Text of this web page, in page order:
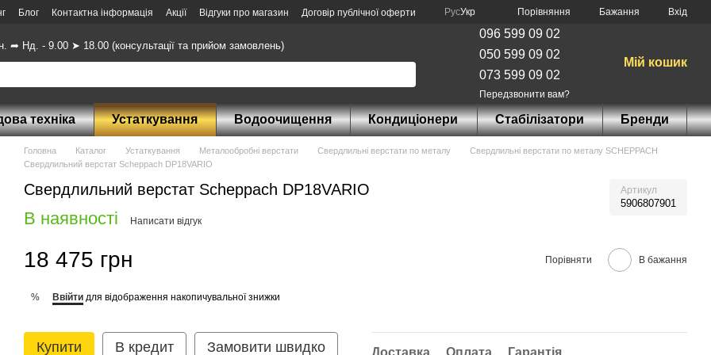
Блог Контактна інформація Акції Відгуки про магазин Договір публічної оферти РусУкр Порівняння Бажання Вхід
➦ Нд. - 9.00 ➤ 18.00 (консультації та прийом замовлень)
096 599 09 02
050 599 09 02
073 599 09 02
Передзвонити вам?
Мій кошик
техніка Устаткування Водоочищення Кондиціонери Стабілізатори Бренди
Головна Каталог Устаткування Металообробні верстати Свердлильні верстати по металу
Свердлильні верстати по металу SCHEPPACH
Свердлильний верстат Scheppach DP18VARIO
Свердлильний верстат Scheppach DP18VARIO Артикул
5906807901
В наявності Написати відгук
18 475 грн Порівняти В бажання
% Ввійти для відображення накопичувальної знижки
Купити В кредит Замовити швидко Доставка Оплата Гарантія